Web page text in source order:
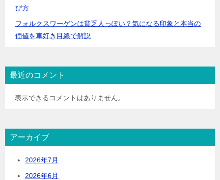
び方
フォルクスワーゲンは貧乏人っぽい？気になる印象と本当の
価値を車好き目線で解説
最近のコメント
表示できるコメントはありません。
アーカイブ
2026年7月
2026年6月